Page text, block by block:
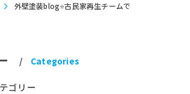
外壁塗装blog⭐古民家再生チームで
Categories
ゴリー